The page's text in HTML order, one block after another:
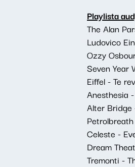
Playlista
The Alan
Ludovico
Ozzy
Seven Year
Eiffel - Te
Anesthesia
Alter
Celeste -
Dream
Tremonti -